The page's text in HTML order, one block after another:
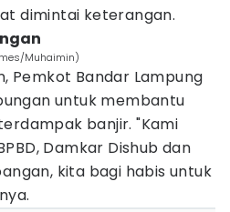
dimintai keterangan.
Muhaimin)
Pemkot Bandar Lampung
untuk membantu
banjir. "Kami
Damkar Dishub dan
kita bagi habis untuk